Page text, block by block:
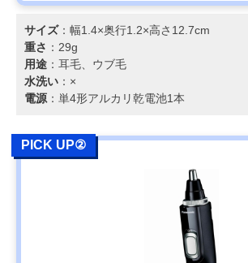
サイズ：幅1.4×奥行1.2×高さ12.7cm
重さ ：29g
用途 ：耳毛、ウブ毛
水洗い ：×
電源 ：単4形アルカリ乾電池1本
PICK UP②